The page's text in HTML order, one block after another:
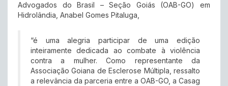
Advogados do Brasil – Seção Goiás (OAB-GO) em
Hidrolândia, Anabel Gomes Pitaluga,
“é uma alegria participar de uma edição
inteiramente dedicada ao combate à violência
contra a mulher. Como representante da
Associação Goiana de Esclerose Múltipla, ressalto
a relevância da parceria entre a OAB-GO, a Casag